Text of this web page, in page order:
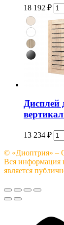
18 192 ₽
13 234 ₽
© «Диоптрия» –
Вся информация
является